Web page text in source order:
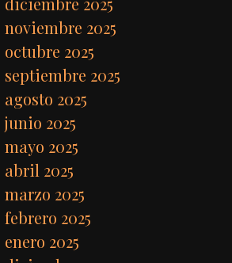
noviembre 2025
octubre 2025
septiembre 2025
agosto 2025
junio 2025
mayo 2025
abril 2025
marzo 2025
febrero 2025
enero 2025